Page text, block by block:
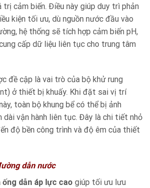
trị cảm biến. Điều này giúp duy trì phản
kiện tối ưu, dù nguồn nước đầu vào
hệ thống sẽ tích hợp cảm biến pH,
cấp dữ liệu liên tục cho trung tâm
đề cập là vai trò của bộ khử rung
ở thiết bị khuấy. Khi đặt sai vị trí
toàn bộ khung bể có thể bị ảnh
dài vận hành liên tục. Đây là chi tiết nhỏ
độ bền công trình và độ êm của thiết
dẫn nước
dẫn áp lực cao giúp tối ưu lưu